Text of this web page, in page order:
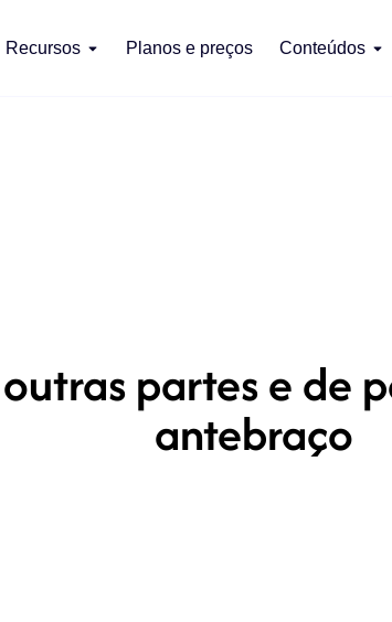
Recursos Planos e preços Conteúdos
partes e de
antebraço